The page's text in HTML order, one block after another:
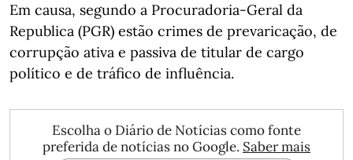
Em causa, segundo a Procuradoria-Geral da
Republica (PGR) estão crimes de prevaricação, de
corrupção ativa e passiva de titular de cargo
político e de tráfico de influência.
Escolha o Diário de Notícias como fonte
preferida de notícias no Google. Saber mais